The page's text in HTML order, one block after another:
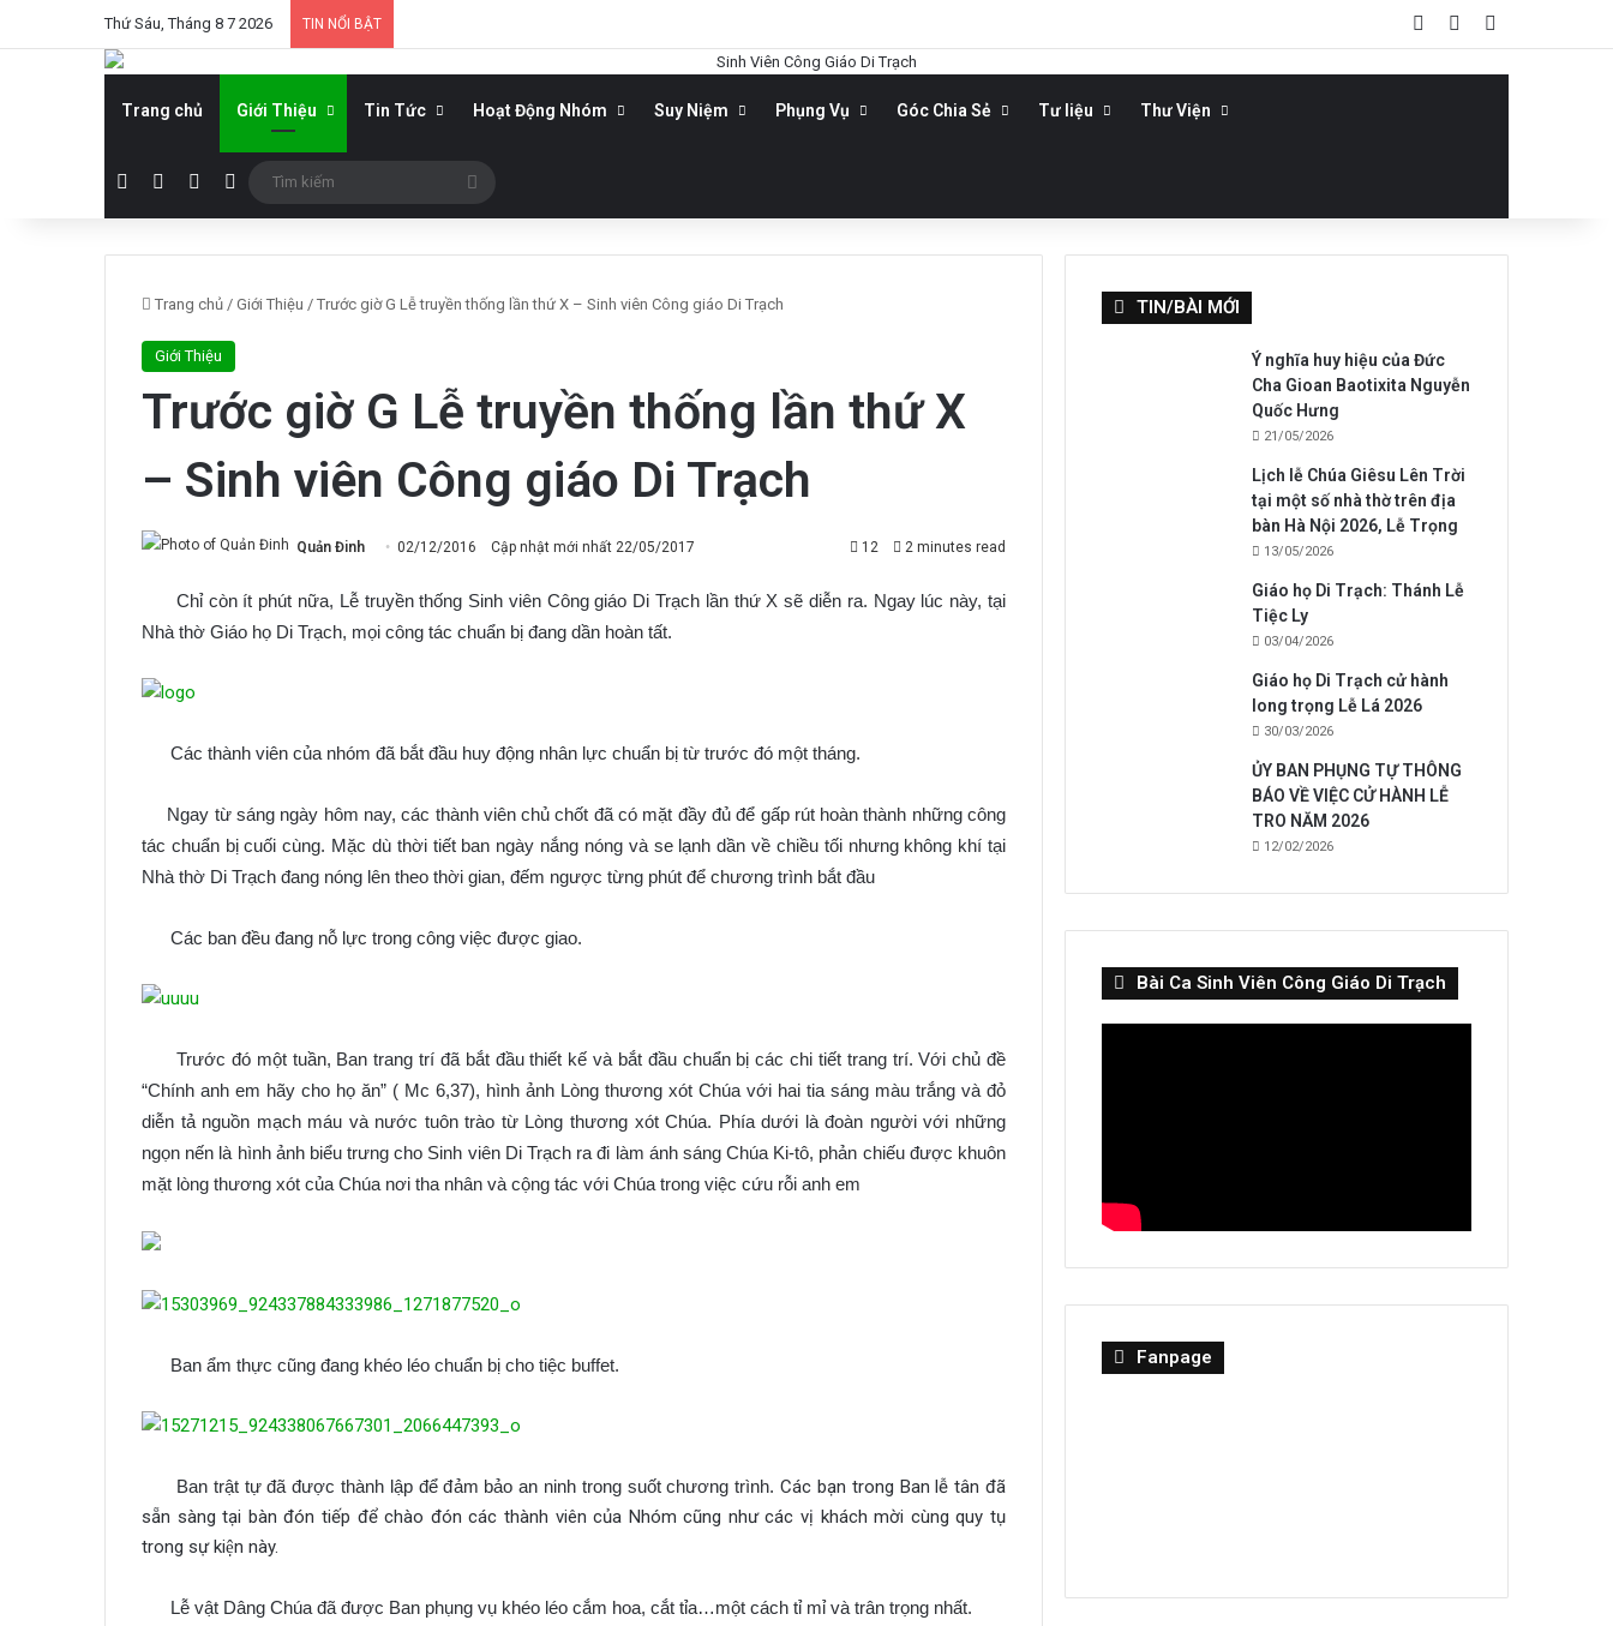
Thứ Sáu, Tháng 8 7 2026 TIN NỔI BẬT Log In Bài viết ngẫu
Trang chủ Giới Thiệu Tin Tức Hoạt Động Nhóm Suy Niệm Phụng Vụ Góc Chia Sẻ Tư liệu Thư Viện
FacebookYouTubeWordPress
Sidebar
Tìm
kiếm
Trang chủ / Giới Thiệu / Trước giờ G Lễ truyền thống lần thứ X – Sinh viên Công giáo Di Trạch
Giới Thiệu
Trước giờ G Lễ truyền thống lần thứ X
– Sinh viên Công giáo Di Trạch
Quản Đinh 02/12/2016 Cập nhật mới nhất 22/05/2017 12 2 minutes read
Chỉ còn ít phút nữa, Lễ truyền thống Sinh viên Công giáo Di Trạch lần thứ X sẽ diễn ra. Ngay lúc này, tại
Nhà thờ Giáo họ Di Trạch, mọi công tác chuẩn bị đang dần hoàn tất.
Các thành viên của nhóm đã bắt đầu huy động nhân lực chuẩn bị từ trước đó một tháng.
Ngay từ sáng ngày hôm nay, các thành viên chủ chốt đã có mặt đầy đủ để gấp rút hoàn thành những công
tác chuẩn bị cuối cùng. Mặc dù thời tiết ban ngày nắng nóng và se lạnh dần về chiều tối nhưng không khí tại
Nhà thờ Di Trạch đang nóng lên theo thời gian, đếm ngược từng phút để chương trình bắt đầu
Các ban đều đang nỗ lực trong công việc được giao.
Trước đó một tuần, Ban trang trí đã bắt đầu thiết kế và bắt đầu chuẩn bị các chi tiết trang trí. Với chủ đề
“Chính anh em hãy cho họ ăn” ( Mc 6,37), hình ảnh Lòng thương xót Chúa với hai tia sáng màu trắng và đỏ
diễn tả nguồn mạch máu và nước tuôn trào từ Lòng thương xót Chúa. Phía dưới là đoàn người với những
ngọn nến là hình ảnh biểu trưng cho Sinh viên Di Trạch ra đi làm ánh sáng Chúa Ki-tô, phản chiếu được khuôn
mặt lòng thương xót của Chúa nơi tha nhân và cộng tác với Chúa trong việc cứu rỗi anh em
Ban ẩm thực cũng đang khéo léo chuẩn bị cho tiệc buffet.
Ban trật tự đã được thành lập để đảm bảo an ninh trong suốt chương trình.Các bạn trong Ban lễ tân đã
sẵn sàng tại bàn đón tiếp để chào đón các thành viên của Nhóm cũng như các vị khách mời cùng quy tụ
trong sự kiện này.
Lễ vật Dâng Chúa đã được Ban phụng vụ khéo léo cắm hoa, cắt tỉa…một cách tỉ mỉ và trân trọng nhất.
TIN/BÀI MỚI
Ý nghĩa huy hiệu của Đức
Cha Gioan Baotixita Nguyễn
Quốc Hưng
21/05/2026
Lịch lễ Chúa Giêsu Lên Trời
tại một số nhà thờ trên địa
bàn Hà Nội 2026, Lễ Trọng
13/05/2026
Giáo họ Di Trạch: Thánh Lễ
Tiệc Ly
03/04/2026
Giáo họ Di Trạch cử hành
long trọng Lễ Lá 2026
30/03/2026
ỦY BAN PHỤNG TỰ THÔNG
BÁO VỀ VIỆC CỬ HÀNH LỄ
TRO NĂM 2026
12/02/2026
Bài Ca Sinh Viên Công Giáo Di Trạch
Fanpage